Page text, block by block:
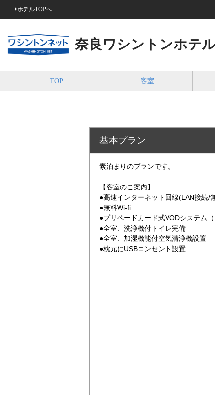
ホテルTOPへ
奈良ワシントンホテ
TOP 客室
基本プラン
素泊まりのプランです。
【客室のご案内】
●高速インターネット回線(LAN接続/無
●無料Wi-fi
●プリペードカード式VODシステム（
●全室、洗浄機付トイレ完備
●全室、加湿機能付空気清浄機設置
●枕元にUSBコンセント設置